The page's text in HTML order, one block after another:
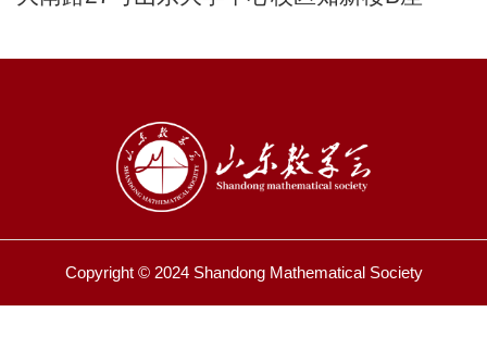
Copyright © 2024 Shandong Mathematical Society